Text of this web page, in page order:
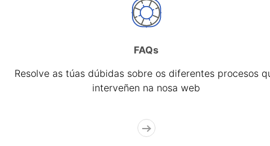
FAQs
Resolve as túas dúbidas sobre os diferentes procesos
interveñen na nosa web